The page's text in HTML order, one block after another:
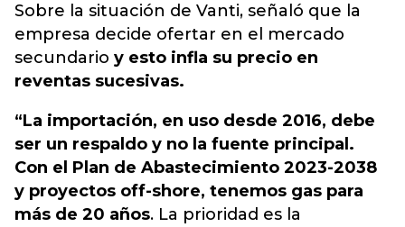
Sobre la situación de Vanti, señaló que la
empresa decide ofertar en el mercado
secundario y esto infla su precio en
reventas sucesivas.
“La importación, en uso desde 2016, debe
ser un respaldo y no la fuente principal.
Con el Plan de Abastecimiento 2023-2038
y proyectos off-shore, tenemos gas para
más de 20 años. La prioridad es la